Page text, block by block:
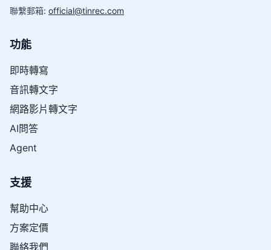
聯繫郵箱: official@tinrec.com
功能
即時轉寫
音訊轉文字
網路影片轉文字
AI問答
Agent
支援
幫助中心
方案定價
聯絡我們